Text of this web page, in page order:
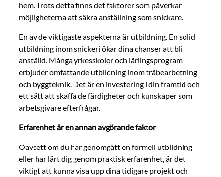
hem. Trots detta finns det faktorer som påverkar
möjligheterna att säkra anställning som snickare.
En av de viktigaste aspekterna är utbildning. En solid
utbildning inom snickeri ökar dina chanser att bli
anställd. Många yrkesskolor och lärlingsprogram
erbjuder omfattande utbildning inom träbearbetning
och byggteknik. Det är en investering i din framtid och
ett sätt att skaffa de färdigheter och kunskaper som
arbetsgivare efterfrågar.
Erfarenhet är en annan avgörande faktor
Oavsett om du har genomgått en formell utbildning
eller har lärt dig genom praktisk erfarenhet, är det
viktigt att kunna visa upp dina tidigare projekt och